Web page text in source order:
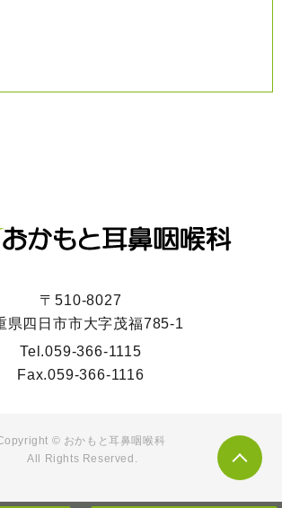
〒510-8027
県四日市市大字茂福785-1
Tel.059-366-1115
Fax.059-366-1116
© おかもと耳鼻咽喉科
All Rights Reserved.